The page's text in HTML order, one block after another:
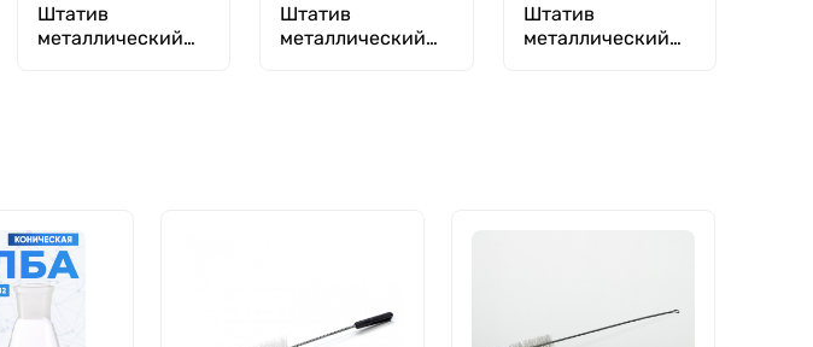
Штатив
металлический
Штатив
металлический
Штатив
металлический